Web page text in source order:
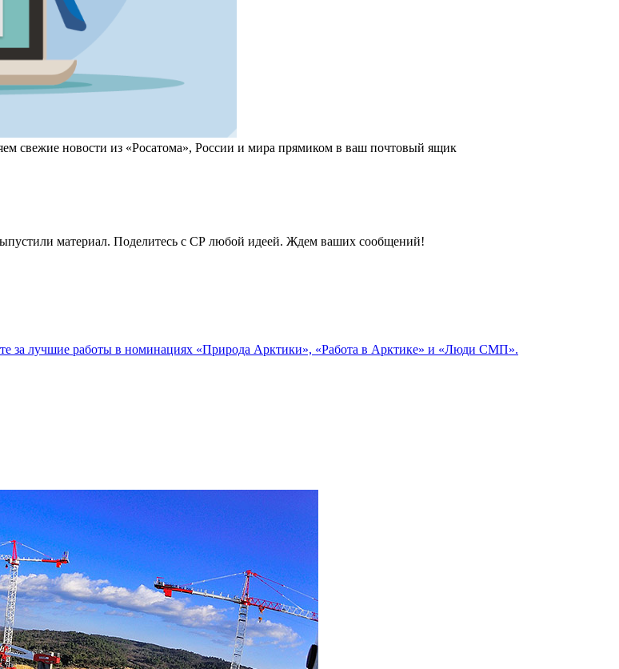
свежие новости из «Росатома», России и мира прямиком в ваш почтовый ящик
материал. Поделитесь с СР любой идеей. Ждем ваших сообщений!
за лучшие работы в номинациях «Природа Арктики», «Работа в Арктике» и «Люди СМП».